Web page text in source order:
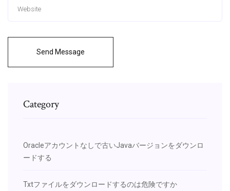
Send Message
Category
Oracleアカウントなしで古いJavaバージョンをダウンロ
ードする
Txtファイルをダウンロードするのは危険ですか